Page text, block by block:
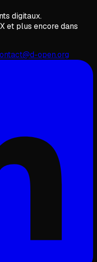
digitaux.
et plus encore dans
open.org